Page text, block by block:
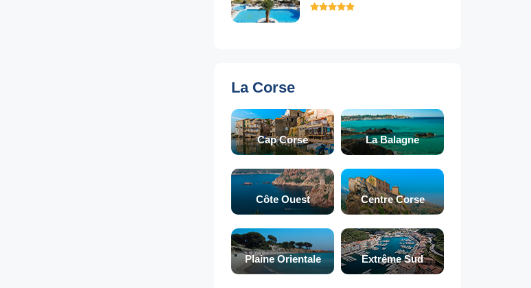
La Corse
Cap Corse La Balagne
Côte Ouest Centre Corse
Plaine Orientale Extrême Sud